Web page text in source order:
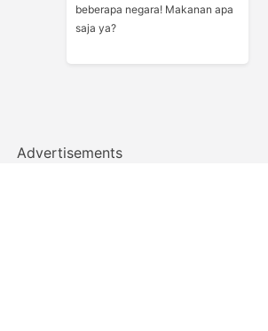
beberapa negara! Makanan apa
saja ya?
Advertisements